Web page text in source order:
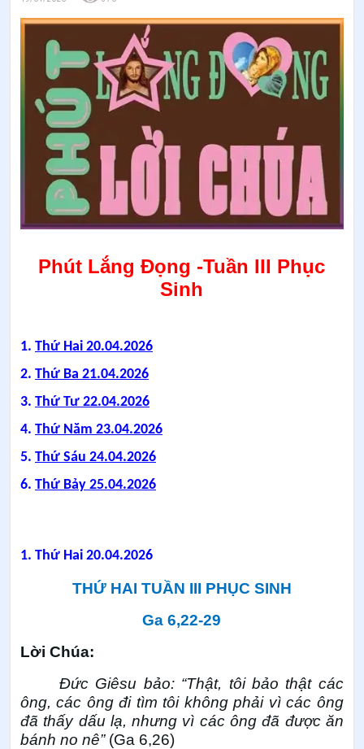
Phút Lắng Đọng -Tuần III Phục
Sinh
1. Thứ Hai 20.04.2026
2. Thứ Ba 21.04.2026
3. Thứ Tư 22.04.2026
4. Thứ Năm 23.04.2026
5. Thứ Sáu 24.04.2026
6. Thứ Bảy 25.04.2026
1. Thứ Hai 20.04.2026
THỨ HAI TUẦN III PHỤC SINH
Ga 6,22-29
Lời Chúa:
Đức Giêsu bảo: “Thật, tôi bảo thật các
ông, các ông đi tìm tôi không phải vì các ông
đã thấy dấu lạ, nhưng vì các ông đã được ăn
bánh no nê”(Ga 6,26)